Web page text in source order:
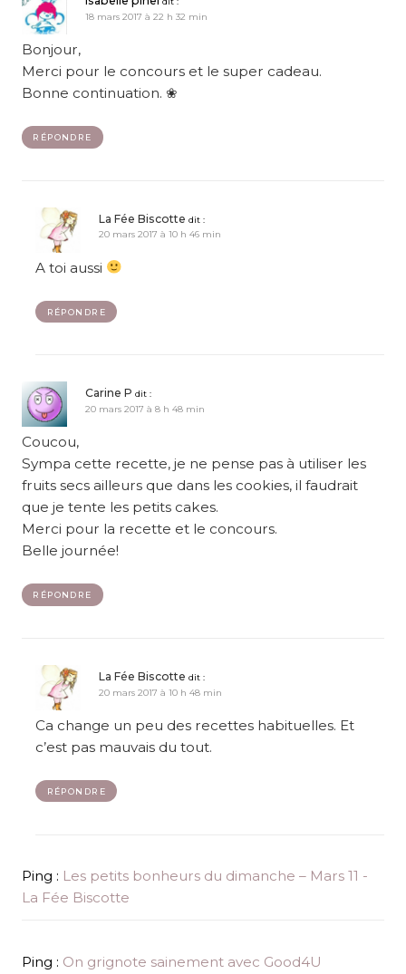
18 mars 2017 à 22 h 32 min
Bonjour,
Merci pour le concours et le super cadeau.
Bonne continuation. ❀​​
RÉPONDRE
La Fée Biscotte dit :
20 mars 2017 à 10 h 46 min
A toi aussi
RÉPONDRE
Carine P dit :
20 mars 2017 à 8 h 48 min
Coucou,
Sympa cette recette, je ne pense pas à utiliser les
fruits secs ailleurs que dans les cookies, il faudrait
que je tente les petits cakes.
Merci pour la recette et le concours.
Belle journée!
RÉPONDRE
La Fée Biscotte dit :
20 mars 2017 à 10 h 48 min
Ca change un peu des recettes habituelles. Et
c’est pas mauvais du tout.
RÉPONDRE
Ping : Les petits bonheurs du dimanche – Mars 11 -
La Fée Biscotte
Ping : On grignote sainement avec Good4U